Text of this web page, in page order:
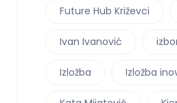
Future Hub Križevci
Ivan Ivanović
Izložba Izložba